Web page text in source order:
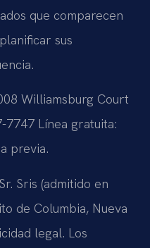
que comparecen
sus
Williamsburg Court
7747 Línea gratuita:
previa.
Sris (admitido en
de Columbia, Nueva
legal. Los